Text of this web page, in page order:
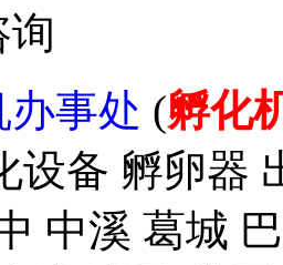
事处 (孵化
设备 孵卵器
中溪 葛城